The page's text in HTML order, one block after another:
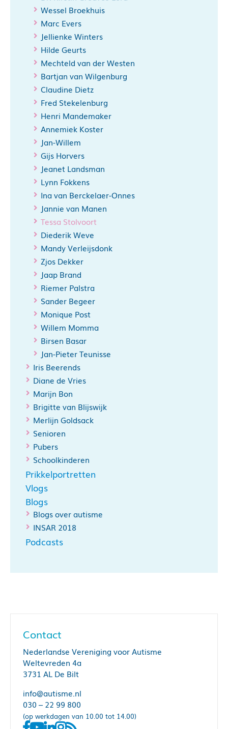
Wessel Broekhuis
Marc Evers
Jellienke Winters
Hilde Geurts
Mechteld van der Westen
Bartjan van Wilgenburg
Claudine Dietz
Fred Stekelenburg
Henri Mandemaker
Annemiek Koster
Jan-Willem
Gijs Horvers
Jeanet Landsman
Lynn Fokkens
Ina van Berckelaer-Onnes
Jannie van Manen
Tessa Stolvoort
Diederik Weve
Mandy Verleijsdonk
Zjos Dekker
Jaap Brand
Riemer Palstra
Sander Begeer
Monique Post
Willem Momma
Birsen Basar
Jan-Pieter Teunisse
Iris Beerends
Diane de Vries
Marijn Bon
Brigitte van Blijswijk
Merlijn Goldsack
Senioren
Pubers
Schoolkinderen
Prikkelportretten
Vlogs
Blogs
Blogs over autisme
INSAR 2018
Podcasts
Contact
Nederlandse Vereniging voor Autisme
Weltevreden 4a
3731 AL De Bilt
info@autisme.nl
030 – 22 99 800
(op werkdagen van 10.00 tot 14.00)